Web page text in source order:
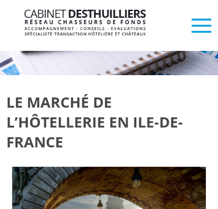
LE MARCHÉ DE
L’HÔTELLERIE EN ILE-DE-
FRANCE